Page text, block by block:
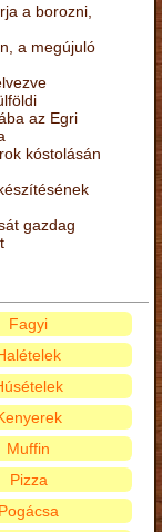
a borozni,
a megújuló
az Egri
kóstolásán
gazdag
Fagyi
Muffin
Pizza
Pogácsa